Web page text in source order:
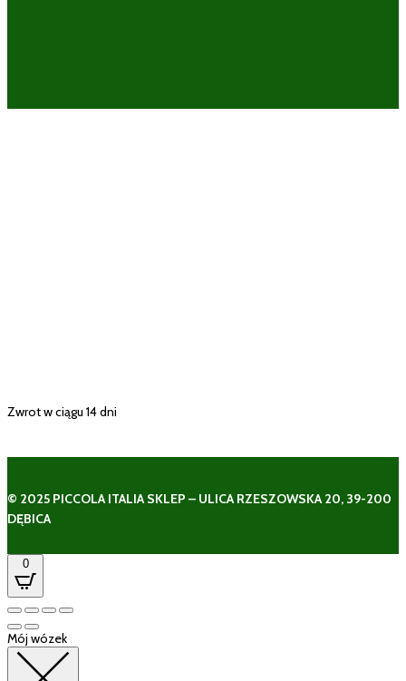
Zwrot w ciągu 14 dni
© 2025 PICCOLA ITALIA SKLEP – ULICA RZESZOWSKA 20, 39-200
DĘBICA
0
Mój wózek